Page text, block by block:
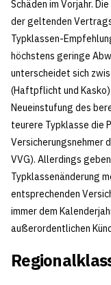
Schäden im Vorjahr.
der geltenden
Typklassen-
höchstens geringe
unterscheidet sich
(Haftpflicht und
Neueinstufung des
teurere Typklasse die
Versicherungsnehmer
VVG). Allerdings
Typklassenänderung
entsprechenden
immer dem
außerordentlichen